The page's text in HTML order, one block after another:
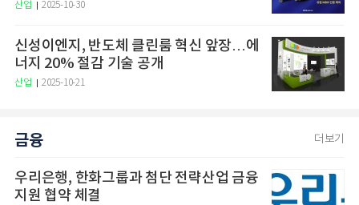
산업 2025-10-30
신성이엔지, 반도체 클린룸 혁신 앞장…에
너지 20% 절감 기술 공개
산업 2025-10-21
금융 더보기
우리은행, 한화그룹과 첨단 전략산업 금융
지원 협약 체결